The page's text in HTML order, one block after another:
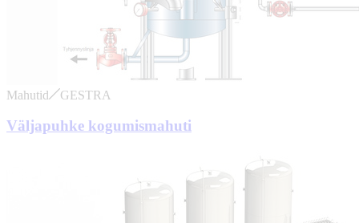
Mahutid GESTRA
Väljapuhke kogumismahuti